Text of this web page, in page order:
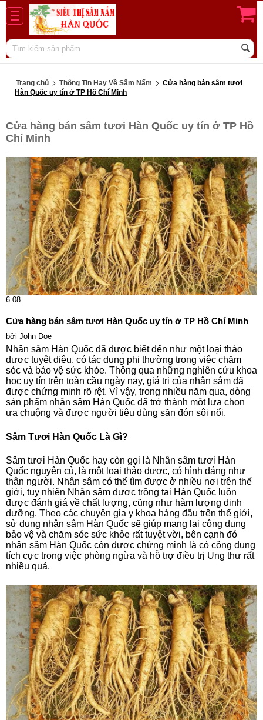
Trang chủ Thông Tin Hay Về Sâm Nấm
Cửa hàng bán sâm tươi
Hàn Quốc uy tín ở TP Hồ Chí Minh
Cửa hàng bán sâm tươi Hàn Quốc uy tín ở TP Hồ
Chí Minh
6 08
Cửa hàng bán sâm tươi Hàn Quốc uy tín ở TP Hồ Chí Minh
bởi John Doe
Nhân sâm Hàn Quốc đã được biết đến như một loại thảo
dược tuyệt diệu, có tác dụng phi thường trong việc chăm
sóc và bảo vệ sức khỏe. Thông qua những nghiên cứu khoa
học uy tín trên toàn cầu ngày nay, giá trị của nhân sâm đã
được chứng minh rõ rệt. Vì vậy, trong nhiều năm qua, dòng
sản phẩm nhân sâm Hàn Quốc đã trở thành một lựa chọn
ưa chuộng và được người tiêu dùng săn đón sôi nổi.
Sâm Tươi Hàn Quốc Là Gì?
Sâm tươi Hàn Quốc hay còn gọi là Nhân sâm tươi Hàn
Quốc nguyên củ, là một loại thảo dược, có hình dáng như
thân người. Nhân sâm có thể tìm được ở nhiều nơi trên thế
giới, tuy nhiên Nhân sâm được trồng tại Hàn Quốc luôn
được đánh giá về chất lượng, cũng như hàm lượng dinh
dưỡng. Theo các chuyên gia y khoa hàng đầu trên thế giới,
sử dụng nhân sâm Hàn Quốc sẽ giúp mang lại công dụng
bảo vệ và chăm sóc sức khỏe rất tuyệt vời, bên cạnh đó
nhân sâm Hàn Quốc còn được chứng minh là có công dụng
tích cực trong việc phòng ngừa và hỗ trợ điều trị Ung thư rất
nhiều quả.